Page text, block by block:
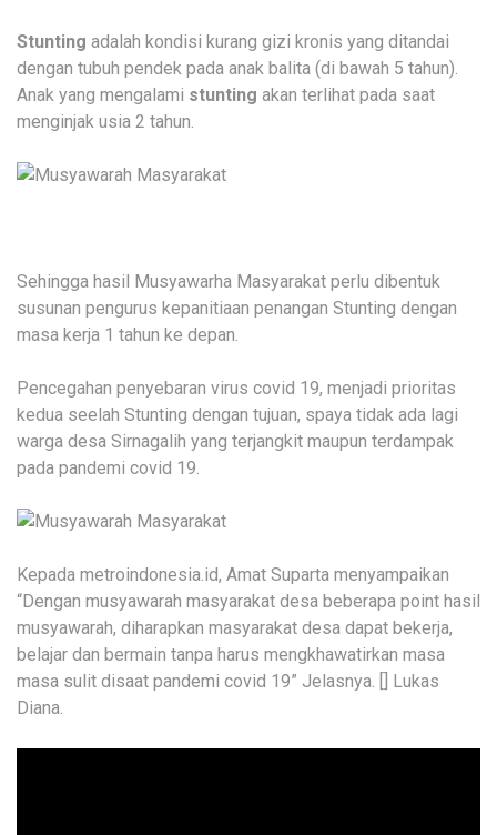
Stunting adalah kondisi kurang gizi kronis yang ditandai
dengan tubuh pendek pada anak balita (di bawah 5 tahun).
Anak yang mengalami stunting akan terlihat pada saat
menginjak usia 2 tahun.
Sehingga hasil Musyawarha Masyarakat perlu dibentuk
susunan pengurus kepanitiaan penangan Stunting dengan
masa kerja 1 tahun ke depan.
Pencegahan penyebaran virus covid 19, menjadi prioritas
kedua seelah Stunting dengan tujuan, spaya tidak ada lagi
warga desa Sirnagalih yang terjangkit maupun terdampak
pada pandemi covid 19.
Kepada metroindonesia.id, Amat Suparta menyampaikan
“Dengan musyawarah masyarakat desa beberapa point hasil
musyawarah, diharapkan masyarakat desa dapat bekerja,
belajar dan bermain tanpa harus mengkhawatirkan masa
masa sulit disaat pandemi covid 19” Jelasnya. [] Lukas
Diana.